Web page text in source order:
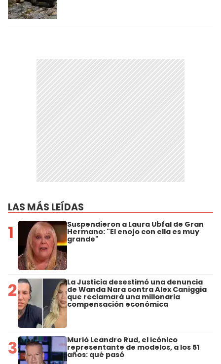
LAS MÁS LEÍDAS
1 Suspendieron a Laura Ubfal de Gran
Hermano: "El enojo con ella es muy
grande"
2 La Justicia desestimó una denuncia
de Wanda Nara contra Alex Caniggia
que reclamará una millonaria
compensación económica
3 Murió Leandro Rud, el icónico
representante de modelos, a los 51
años: qué pasó